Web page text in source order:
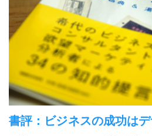
書評：ビジネスの成功は